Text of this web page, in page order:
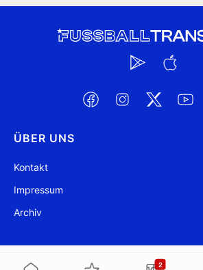
2
ÜBER UNS
Kontakt
Impressum
Archiv
@ FussballTransfers.com 2009-2026